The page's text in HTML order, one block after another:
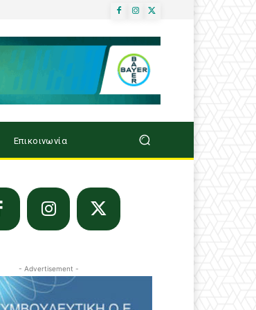
Επικοινωνία
- Advertisement -